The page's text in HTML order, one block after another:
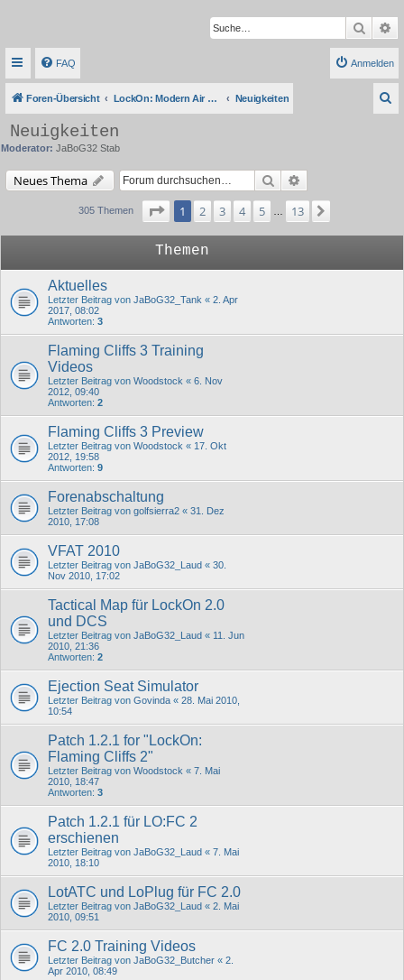
Suche
FAQ Anmelden
Foren-Übersicht LockOn: Modern Air Combat Simulation Neuigkeiten
Neuigkeiten
Moderator: JaBoG32 Stab
Neues Thema Suche
305 Themen Seite von
1 2 3 4 5 13
Themen
Aktuelles
Letzter Beitrag von JaBoG32_Tank « 2. Apr
2017, 08:02
Antworten: 3
Flaming Cliffs 3 Training
Videos
Letzter Beitrag von Woodstock « 6. Nov
2012, 09:40
Antworten: 2
Flaming Cliffs 3 Preview
Letzter Beitrag von Woodstock « 17. Okt
2012, 19:58
Antworten: 9
Forenabschaltung
Letzter Beitrag von golfsierra2 « 31. Dez
2010, 17:08
VFAT 2010
Letzter Beitrag von JaBoG32_Laud « 30.
Nov 2010, 17:02
Tactical Map für LockOn 2.0
und DCS
Letzter Beitrag von JaBoG32_Laud « 11. Jun
2010, 21:36
Antworten: 2
Ejection Seat Simulator
Letzter Beitrag von Govinda « 28. Mai 2010,
10:54
Patch 1.2.1 for "LockOn:
Flaming Cliffs 2"
Letzter Beitrag von Woodstock « 7. Mai
2010, 18:47
Antworten: 3
Patch 1.2.1 für LO:FC 2
erschienen
Letzter Beitrag von JaBoG32_Laud « 7. Mai
2010, 18:10
LotATC und LoPlug für FC 2.0
Letzter Beitrag von JaBoG32_Laud « 2. Mai
2010, 09:51
FC 2.0 Training Videos
Letzter Beitrag von JaBoG32_Butcher « 2.
Apr 2010, 08:49